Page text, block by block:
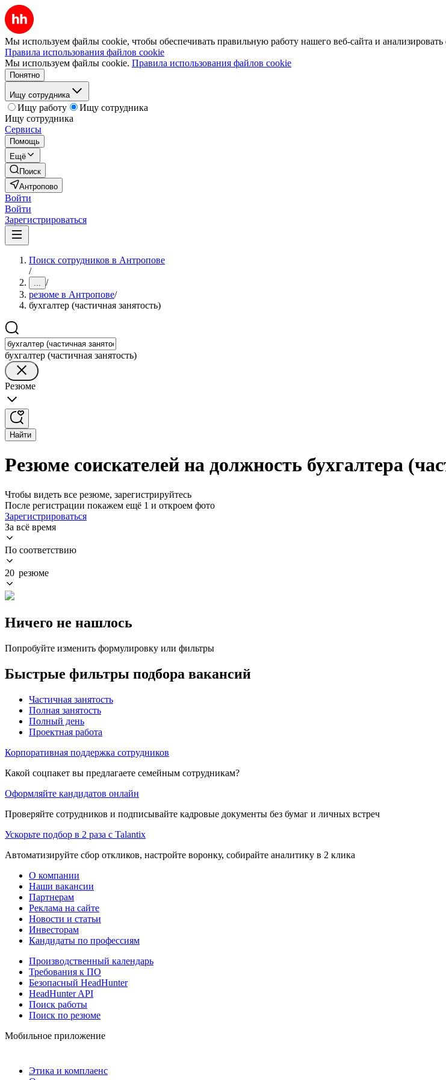
Мы используем файлы cookie, чтобы обеспечивать правильную работу нашего веб-сайта и анализировать
Правила использования файлов cookie
Мы используем файлы cookie. Правила использования файлов cookie
Понятно
Ищу сотрудника
Ищу работу
Ищу сотрудника
Ищу сотрудника
Сервисы
Помощь
Ещё
Поиск
Антропово
Войти
Войти
Зарегистрироваться
Поиск сотрудников в Антропове
/
... /
резюме в Антропове/
бухгалтер (частичная занятость)
бухгалтер (частичная занятость)
Резюме
Найти
Резюме соискателей на должность бухгалтера
Чтобы видеть все резюме, зарегистрируйтесь
После регистрации покажем ещё 1 и откроем фото
Зарегистрироваться
За всё время
По соответствию
20 резюме
Ничего не нашлось
Попробуйте изменить формулировку или фильтры
Быстрые фильтры подбора вакансий
Частичная занятость
Полная занятость
Полный день
Проектная работа
Корпоративная поддержка сотрудников
Какой соцпакет вы предлагаете семейным сотрудникам?
Оформляйте кандидатов онлайн
Проверяйте сотрудников и подписывайте кадровые документы без бумаг и личных встреч
Ускорьте подбор в 2 раза с Talantix
Автоматизируйте сбор откликов, настройте воронку, собирайте аналитику в 2 клика
О компании
Наши вакансии
Партнерам
Реклама на сайте
Новости и статьи
Инвесторам
Кандидаты по профессиям
Производственный календарь
Требования к ПО
Безопасный HeadHunter
HeadHunter API
Поиск работы
Поиск по резюме
Мобильное приложение
Этика и комплаенс